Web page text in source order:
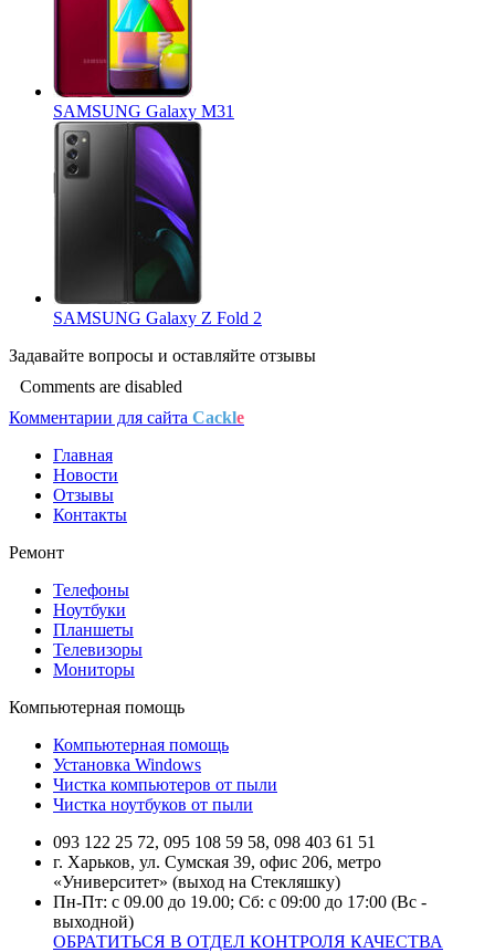
SAMSUNG Galaxy M31
SAMSUNG Galaxy Z Fold 2
Задавайте вопросы и оставляйте отзывы
Comments are disabled
Комментарии для сайта Cackle
Главная
Новости
Отзывы
Контакты
Ремонт
Телефоны
Ноутбуки
Планшеты
Телевизоры
Мониторы
Компьютерная помощь
Компьютерная помощь
Установка Windows
Чистка компьютеров от пыли
Чистка ноутбуков от пыли
093 122 25 72, 095 108 59 58, 098 403 61 51
г. Харьков, ул. Сумская 39, офис 206, метро
«Университет» (выход на Стекляшку)
Пн-Пт: с 09.00 до 19.00; Сб: с 09:00 до 17:00 (Вс -
выходной)
ОБРАТИТЬСЯ В ОТДЕЛ КОНТРОЛЯ КАЧЕСТВА